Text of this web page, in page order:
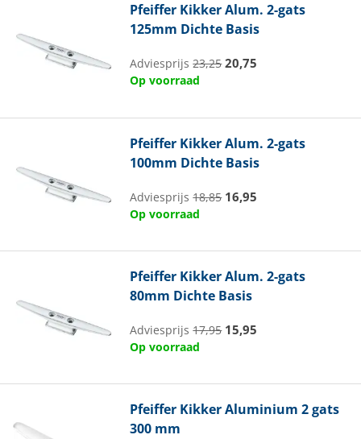
Pfeiffer Kikker Alum. 2-gats
125mm Dichte Basis
Adviesprijs23,25 20,75
Op voorraad
Pfeiffer Kikker Alum. 2-gats
100mm Dichte Basis
Adviesprijs18,85 16,95
Op voorraad
Pfeiffer Kikker Alum. 2-gats
80mm Dichte Basis
Adviesprijs17,95 15,95
Op voorraad
Pfeiffer Kikker Aluminium 2 gats
300 mm